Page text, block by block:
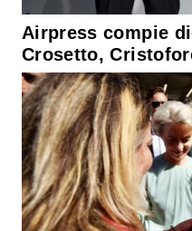
Airpress compie
Crosetto,